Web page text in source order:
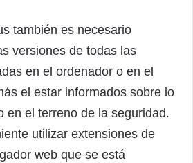
también es necesario
versiones de todas las
en el ordenador o en el
el estar informados sobre lo
en el terreno de la seguridad.
utilizar extensiones de
web que se está